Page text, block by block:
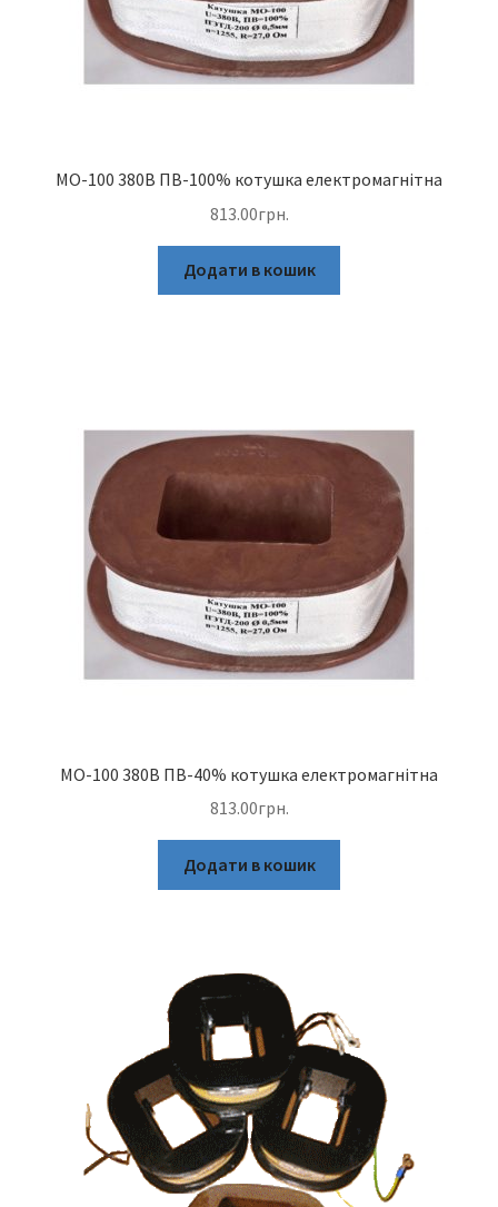
МО-100 380В ПВ-100% котушка електромагнітна
813.00грн.
Додати в кошик
МО-100 380В ПВ-40% котушка електромагнітна
813.00грн.
Додати в кошик